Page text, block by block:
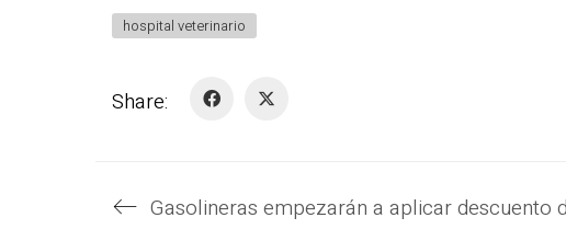
hospital veterinario
Share: